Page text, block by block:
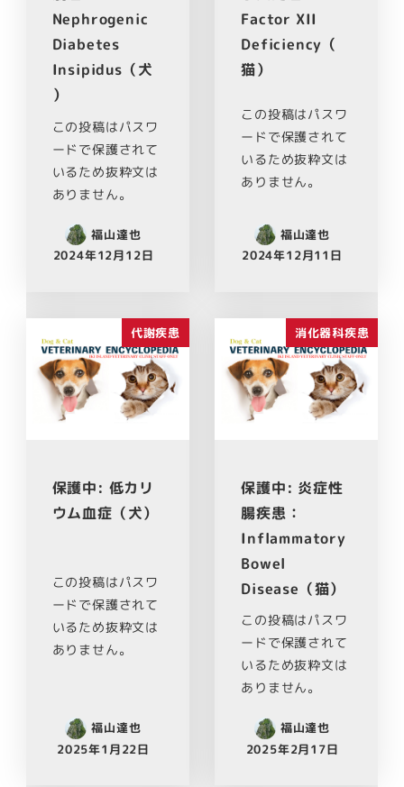
Nephrogenic
Diabetes
Insipidus（犬
）
この投稿はパスワ
ードで保護されて
いるため抜粋文は
ありません。
福山達也
2024年12月12日
Factor XII
Deficiency（
猫）
この投稿はパスワ
ードで保護されて
いるため抜粋文は
ありません。
福山達也
2024年12月11日
代謝疾患
保護中: 低カリ
ウム血症（犬）
この投稿はパスワ
ードで保護されて
いるため抜粋文は
ありません。
福山達也
2025年1月22日
消化器科疾患
保護中: 炎症性
腸疾患：
Inflammatory
Bowel
Disease（猫）
この投稿はパスワ
ードで保護されて
いるため抜粋文は
ありません。
福山達也
2025年2月17日